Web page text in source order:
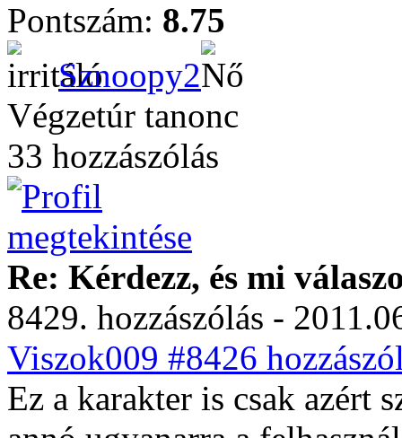
Pontszám: 8.75
Sznoopy2
Végzetúr tanonc
33 hozzászólás
Re: Kérdezz, és mi
8429. hozzászólás -
Viszok009 #8426
Ez a karakter is csak azért